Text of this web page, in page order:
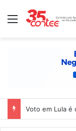
Menu
Voto em Lula é